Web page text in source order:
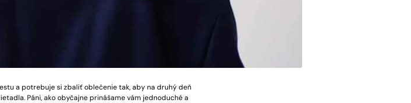
a potrebuje si zbaliť oblečenie tak, aby na druhý deň
Páni, ako obyčajne prinášame vám jednoduché a